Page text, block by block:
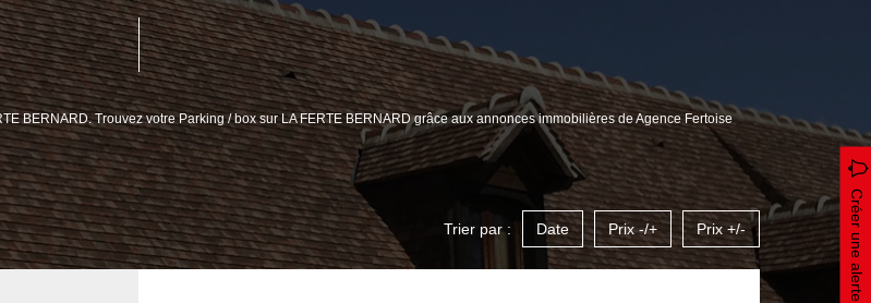
BERNARD. Trouvez votre Parking / box sur LA FERTE BERNARD grâce aux annonces immobilières de Agence Fertoise
Créer une alerte
Trier par : Date Prix -/+ Prix +/-